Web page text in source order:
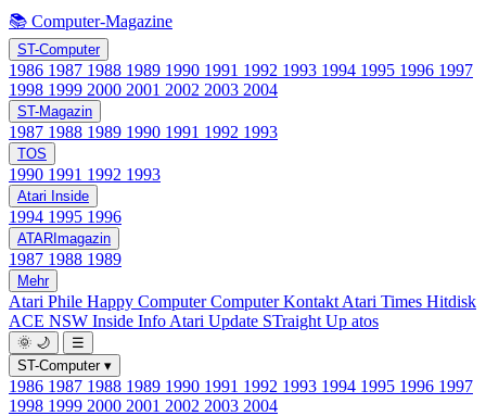
📚 Computer-Magazine
ST-Computer
1986 1987 1988 1989 1990 1991 1992 1993 1994 1995 1996 1997
1998 1999 2000 2001 2002 2003 2004
ST-Magazin
1987 1988 1989 1990 1991 1992 1993
TOS
1990 1991 1992 1993
Atari Inside
1994 1995 1996
ATARImagazin
1987 1988 1989
Mehr
Atari Phile Happy ComputerComputer Kontakt Atari Times Hitdisk
ACE NSW Inside Info Atari Update STraight Up atos
🌞 🌙
☰
ST-Computer ▾
1986 1987 1988 1989 1990 1991 1992 1993 1994 1995 1996 1997
1998 1999 2000 2001 2002 2003 2004